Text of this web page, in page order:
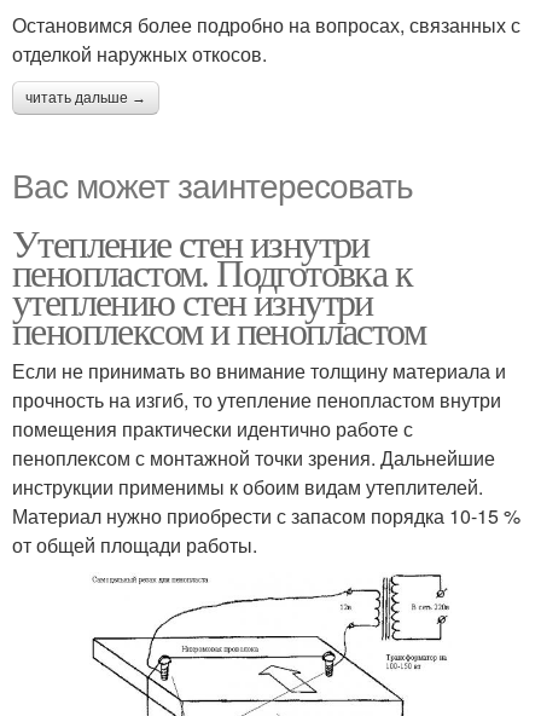
Остановимся более подробно на вопросах, связанных с
отделкой наружных откосов.
читать дальше →
Вас может заинтересовать
Утепление стен изнутри
пенопластом. Подготовка к
утеплению стен изнутри
пеноплексом и пенопластом
Если не принимать во внимание толщину материала и
прочность на изгиб, то утепление пенопластом внутри
помещения практически идентично работе с
пеноплексом с монтажной точки зрения. Дальнейшие
инструкции применимы к обоим видам утеплителей.
Материал нужно приобрести с запасом порядка 10-15 %
от общей площади работы.